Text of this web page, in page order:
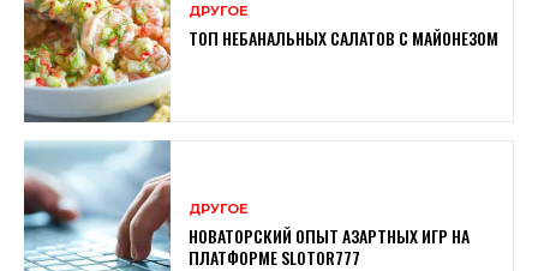
ДРУГОЕ
ТОП НЕБАНАЛЬНЫХ САЛАТОВ С МАЙОНЕЗОМ
ДРУГОЕ
НОВАТОРСКИЙ ОПЫТ АЗАРТНЫХ ИГР НА
ПЛАТФОРМЕ SLOTOR777